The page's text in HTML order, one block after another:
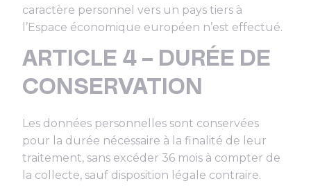
caractère personnel vers un pays tiers à
l’Espace économique européen n’est effectué.
ARTICLE 4 – DURÉE DE
CONSERVATION
Les données personnelles sont conservées
pour la durée nécessaire à la finalité de leur
traitement, sans excéder 36 mois à compter de
la collecte, sauf disposition légale contraire.